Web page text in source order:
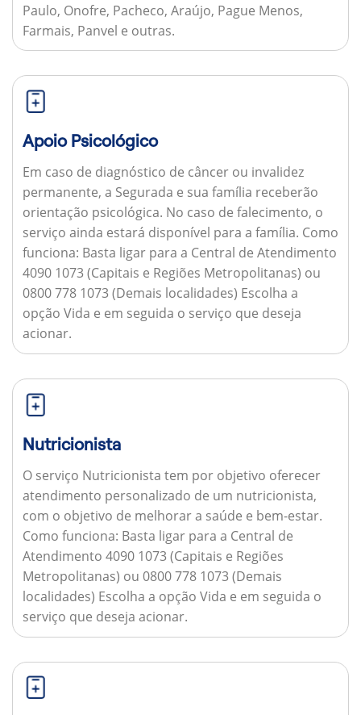
Paulo, Onofre, Pacheco, Araújo, Pague Menos,
Farmais, Panvel e outras.
Apoio Psicológico
Em caso de diagnóstico de câncer ou invalidez
permanente, a Segurada e sua família receberão
orientação psicológica. No caso de falecimento, o
serviço ainda estará disponível para a família. Como
funciona: Basta ligar para a Central de Atendimento
4090 1073 (Capitais e Regiões Metropolitanas) ou
0800 778 1073 (Demais localidades) Escolha a
opção Vida e em seguida o serviço que deseja
acionar.
Nutricionista
O serviço Nutricionista tem por objetivo oferecer
atendimento personalizado de um nutricionista,
com o objetivo de melhorar a saúde e bem-estar.
Como funciona: Basta ligar para a Central de
Atendimento 4090 1073 (Capitais e Regiões
Metropolitanas) ou 0800 778 1073 (Demais
localidades) Escolha a opção Vida e em seguida o
serviço que deseja acionar.